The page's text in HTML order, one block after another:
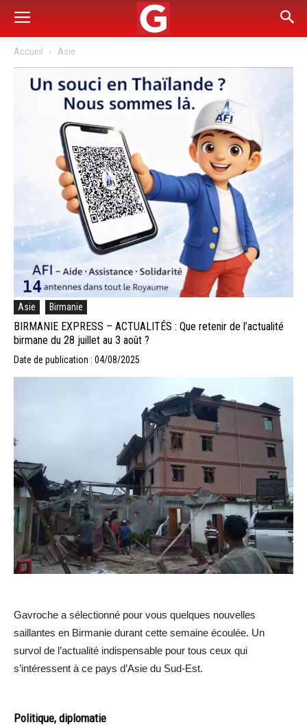
Accueil Asie
Asie Birmanie
BIRMANIE EXPRESS – ACTUALITÉS : Que retenir de l’actualité
birmane du 28 juillet au 3 août ?
Date de publication : 04/08/2025
Gavroche a sélectionné pour vous quelques nouvelles
saillantes en Birmanie durant cette semaine écoulée. Un
survol de l’actualité indispensable pour tous ceux qui
s’intéressent à ce pays d’Asie du Sud-Est.
Politique, diplomatie